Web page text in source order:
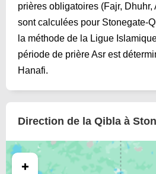
prières obligatoires (Fajr, Dhuhr,
sont calculées pour Stonegate-
la méthode de la Ligue
période de prière Asr est
Hanafi.
Direction de la Qibla à
+